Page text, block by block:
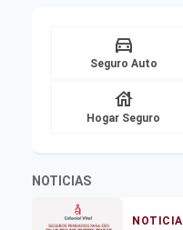
directions_car
Seguro Auto
house
Hogar Seguro
NOTICIAS
NOTICIA